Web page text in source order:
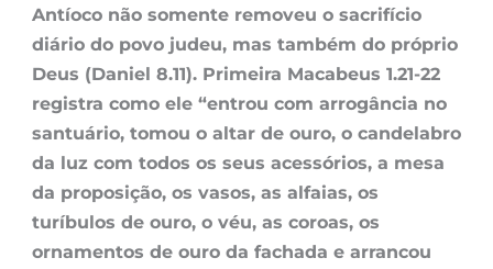
Antíoco não somente removeu o sacrifício
diário do povo judeu, mas também do próprio
Deus (Daniel 8.11). Primeira Macabeus 1.21-22
registra como ele “entrou com arrogância no
santuário, tomou o altar de ouro, o candelabro
da luz com todos os seus acessórios, a mesa
da proposição, os vasos, as alfaias, os
turíbulos de ouro, o véu, as coroas, os
ornamentos de ouro da fachada e arrancou